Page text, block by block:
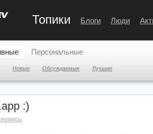
Топики Блоги Люди
Новые Обсуждаемые Лучшие
Персональные
:)